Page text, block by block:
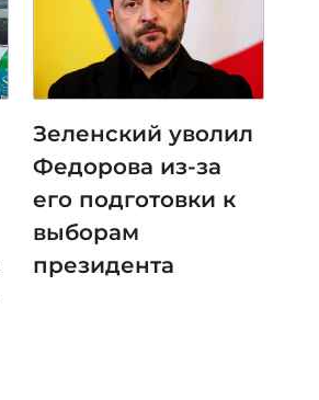
Зеленский уволил
Федорова из-за
его подготовки к
выборам
президента